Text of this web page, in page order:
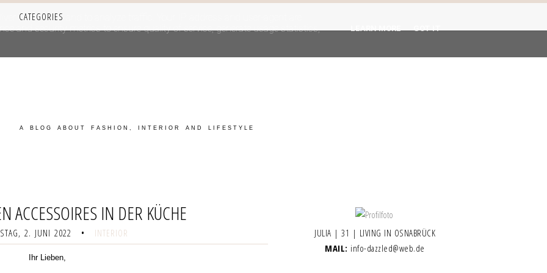
CATEGORIES
A BLOG ABOUT FASHION, INTERIOR AND LIFESTYLE
ACCESSOIRES IN DER KÜCHE
2. JUNI 2022 • INTERIOR
Ihr Lieben,
JULIA | 31 | LIVING IN OSNABRÜCK
MAIL: info-dazzled@web.de
its services and to analyze traffic. Your IP address and user-agent are
and security metrics to ensure quality of service, generate usage statistics,
LEARN MORE GOT IT